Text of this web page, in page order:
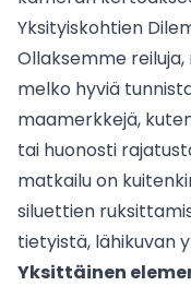
Yksityiskohtien
Ollaksemme
melko hyviä
maamerkkejä,
tai huonosti
matkailu on
siluettien
tietyistä, lähikuvan
Yksittäinen